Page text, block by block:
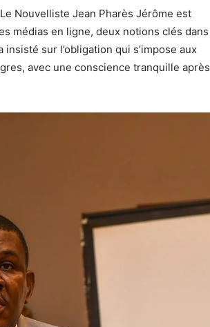
Nouvelliste Jean Pharès Jérôme est
médias en ligne, deux notions clés dans
sur l’obligation qui s’impose aux
avec une conscience tranquille après